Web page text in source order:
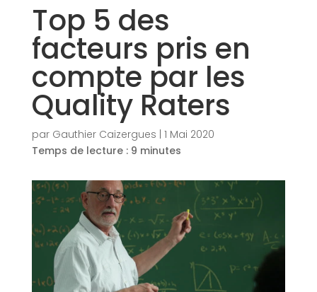
Top 5 des
facteurs pris en
compte par les
Quality Raters
par Gauthier Caizergues 1 Mai 2020
Temps de lecture : 9 minutes